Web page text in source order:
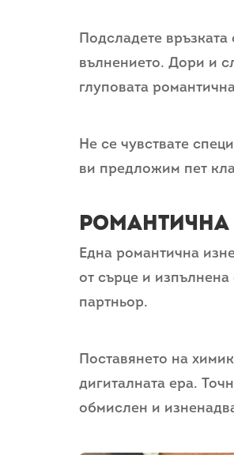
Подсладете
вълнението. Дори и
глуповата
Не се чувствате
ви предложим пет
Една романтична
от сърце и
партньор.
Поставянето на
дигиталната ера.
обмислен и